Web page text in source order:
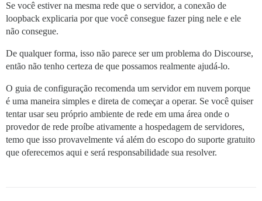
Se você estiver na mesma rede que o servidor, a conexão de
loopback explicaria por que você consegue fazer ping nele e ele
não consegue.
De qualquer forma, isso não parece ser um problema do Discourse,
então não tenho certeza de que possamos realmente ajudá-lo.
O guia de configuração recomenda um servidor em nuvem porque
é uma maneira simples e direta de começar a operar. Se você quiser
tentar usar seu próprio ambiente de rede em uma área onde o
provedor de rede proíbe ativamente a hospedagem de servidores,
temo que isso provavelmente vá além do escopo do suporte gratuito
que oferecemos aqui e será responsabilidade sua resolver.